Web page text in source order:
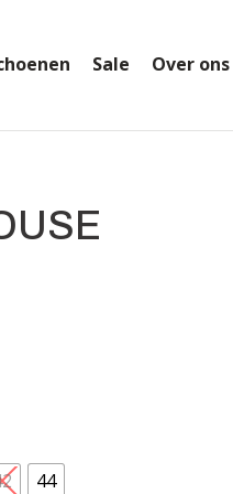
Sale Over ons
44